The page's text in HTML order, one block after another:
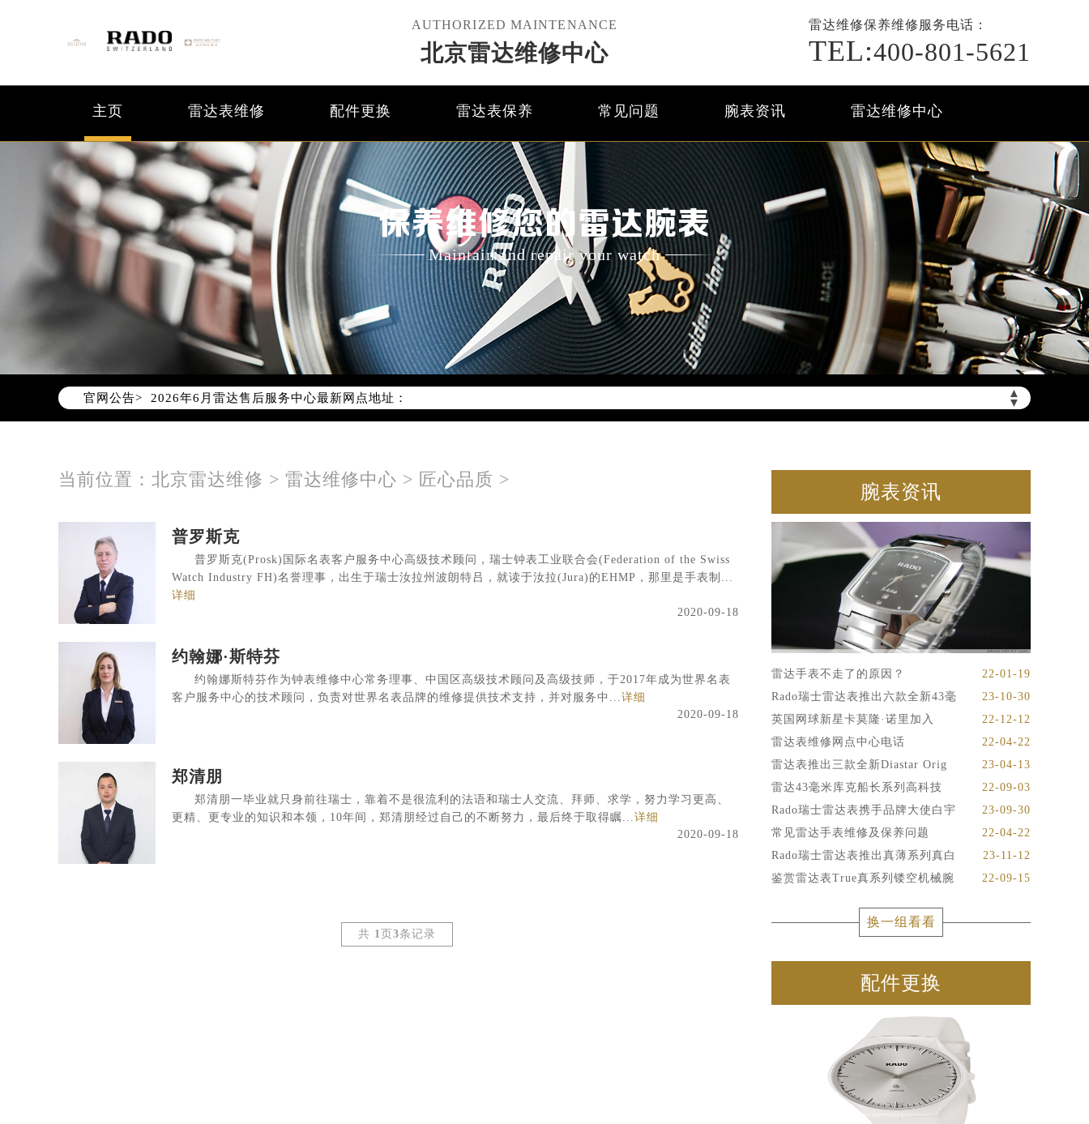
AUTHORIZED MAINTENANCE
北京雷达维修中心
雷达维修保养维修服务电话：
TEL:400-801-5621
主页 雷达表维修 配件更换 雷达表保养 常见问题 腕表资讯 雷达维修中心
保养维修您的雷达腕表
Maintain and repair your watch
官网公告> ▲
▼
2026年6月雷达北京市售后服务网络优化升级公告
2026年6月北京市雷达官方售后客户服务热线：400-801-5621
2026年6月雷达售后服务中心最新网点地址：
北京市东城区东长安街1号东方广场写字楼W3座6层602室（需提前预约）
北京市东城区东长安街1号王府井东方广场W3座6层602室雷达售后服务中心（需提前预约）
当前位置： 北京雷达维修 > 雷达维修中心 > 匠心品质 >
普罗斯克
普罗斯克(Prosk)国际名表客户服务中心高级技术顾问，瑞士钟表工业联合会(Federation of the Swiss
Watch Industry FH)名誉理事，出生于瑞士汝拉州波朗特吕，就读于汝拉(Jura)的EHMP，那里是手表制...
详细
2020-09-18
约翰娜·斯特芬
约翰娜斯特芬作为钟表维修中心常务理事、中国区高级技术顾问及高级技师，于2017年成为世界名表
客户服务中心的技术顾问，负责对世界名表品牌的维修提供技术支持，并对服务中...详细
2020-09-18
郑清朋
郑清朋一毕业就只身前往瑞士，靠着不是很流利的法语和瑞士人交流、拜师、求学，努力学习更高、
更精、更专业的知识和本领，10年间，郑清朋经过自己的不断努力，最后终于取得瞩...详细
2020-09-18
共 1 页 3条记录
腕表资讯
雷达手表不走了的原因？
22-01-19
Rado瑞士雷达表推出六款全新43毫
23-10-30
英国网球新星卡莫隆·诺里加入
22-12-12
雷达表维修网点中心电话
22-04-22
雷达表推出三款全新Diastar Orig
23-04-13
雷达43毫米库克船长系列高科技
22-09-03
Rado瑞士雷达表携手品牌大使白宇
23-09-30
常见雷达手表维修及保养问题
22-04-22
Rado瑞士雷达表推出真薄系列真白
23-11-12
鉴赏雷达表True真系列镂空机械腕
22-09-15
换一组看看
配件更换